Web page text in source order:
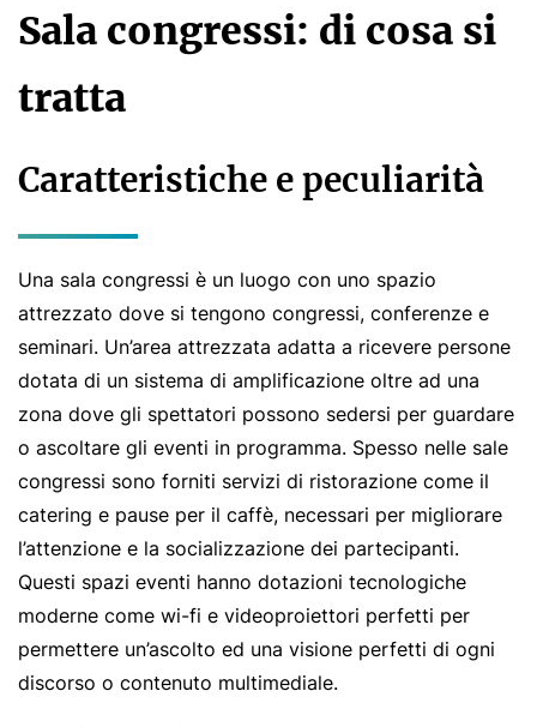
Sala congressi: di cosa si
tratta
Caratteristiche e peculiarità
Una sala congressi è un luogo con uno spazio
attrezzato dove si tengono congressi, conferenze e
seminari. Un’area attrezzata adatta a ricevere persone
dotata di un sistema di amplificazione oltre ad una
zona dove gli spettatori possono sedersi per guardare
o ascoltare gli eventi in programma. Spesso nelle sale
congressi sono forniti servizi di ristorazione come il
catering e pause per il caffè, necessari per migliorare
l’attenzione e la socializzazione dei partecipanti.
Questi spazi eventi hanno dotazioni tecnologiche
moderne come wi-fi e videoproiettori perfetti per
permettere un’ascolto ed una visione perfetti di ogni
discorso o contenuto multimediale.